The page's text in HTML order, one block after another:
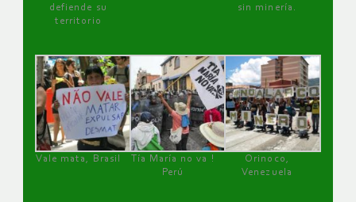
defiende su
territorio
sin minería.
Vale mata, Brasil
Tía María no va !
Perú
Orinoco,
Venezuela